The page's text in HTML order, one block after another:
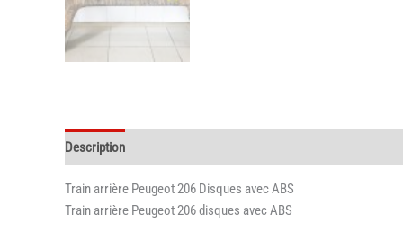
Description
Train arrière Peugeot 206 Disques avec ABS
Train arrière Peugeot 206 disques avec ABS